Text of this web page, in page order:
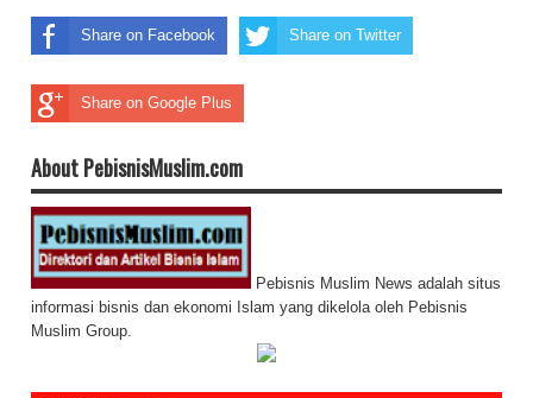
Share on Facebook Share on Twitter
Share on Google Plus
About PebisnisMuslim.com
Pebisnis Muslim News adalah situs
informasi bisnis dan ekonomi Islam yang dikelola oleh Pebisnis
Muslim Group.